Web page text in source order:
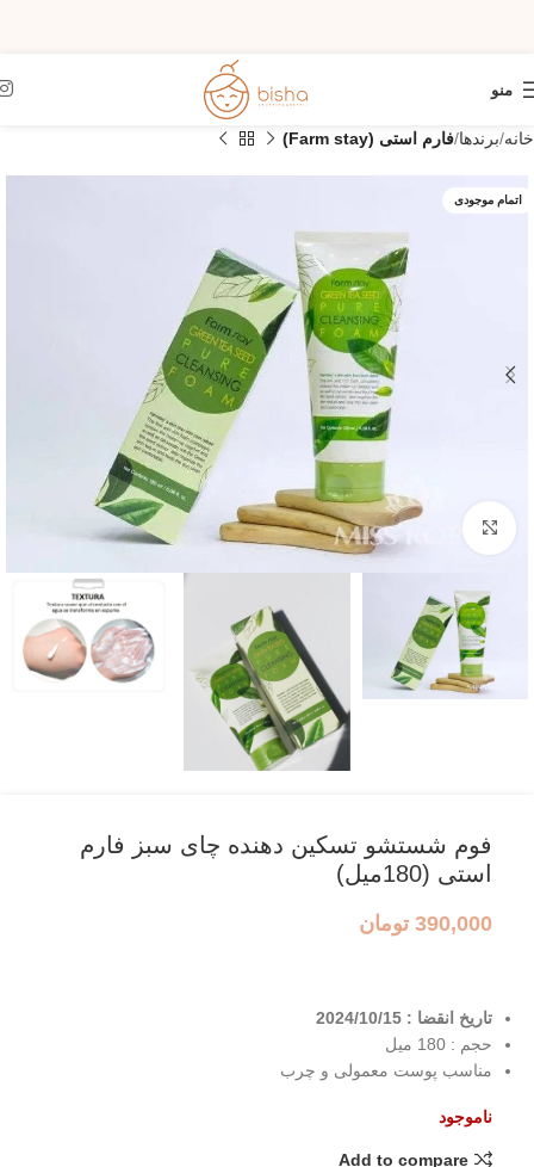
منو
خانه برندها فارم استی (Farm stay)
اتمام موجودی
بزرگنمایی تصویر
فوم شستشو تسکین دهنده چای سبز فارم
استی (180میل)
390,000 تومان
تاریخ انقضا : 2024/10/15
حجم : 180 میل
مناسب پوست معمولی و چرب
ناموجود
Add to compare